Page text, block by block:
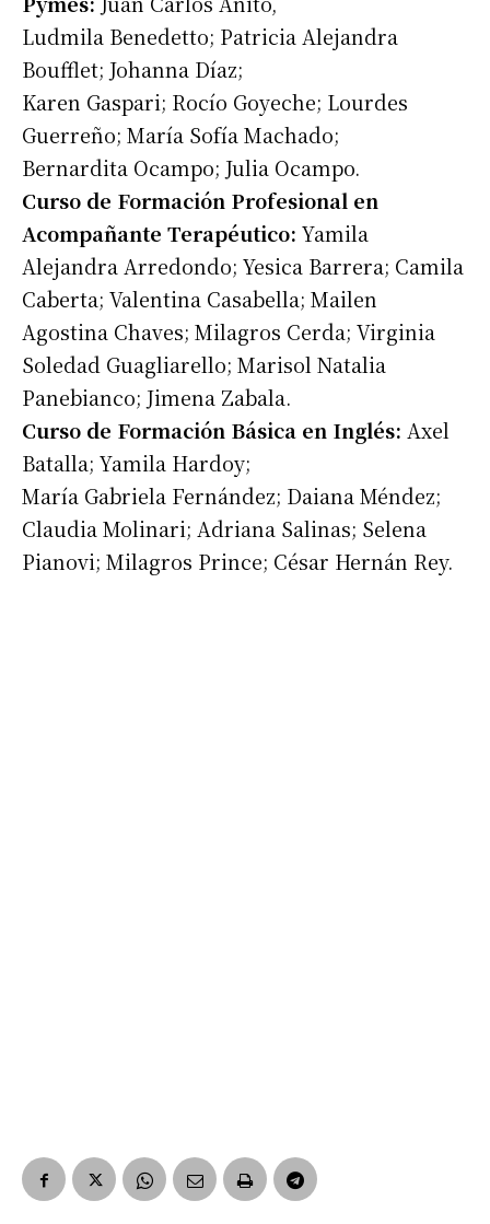
Nombre
Apellidos
Número de teléfono
Ludmila Benedetto; Patricia Alejandra
Boufflet; Johanna Díaz;
Karen Gaspari; Rocío Goyeche; Lourdes
Guerreño; María Sofía Machado;
Bernardita Ocampo; Julia Ocampo.
Curso de Formación Profesional en
Acompañante Terapéutico: Yamila
Alejandra Arredondo; Yesica Barrera; Camila
Caberta; Valentina Casabella; Mailen
Agostina Chaves; Milagros Cerda; Virginia
Soledad Guagliarello; Marisol Natalia
Panebianco; Jimena Zabala.
Curso de Formación Básica en Inglés: Axel
Batalla; Yamila Hardoy;
María Gabriela Fernández; Daiana Méndez;
Claudia Molinari; Adriana Salinas; Selena
Pianovi; Milagros Prince; César Hernán Rey.